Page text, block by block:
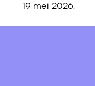
19 mei 2026.